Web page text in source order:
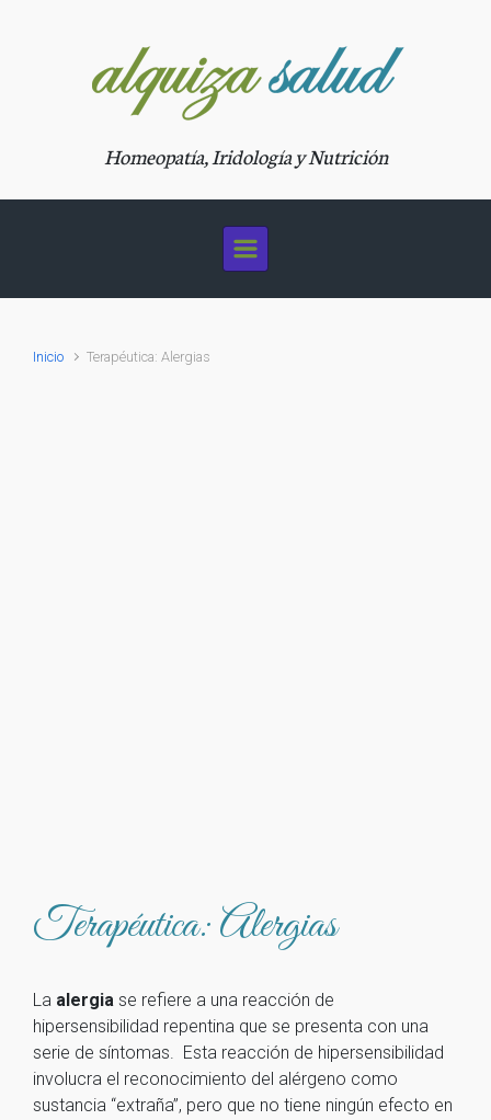
Homeopatía, Iridología y Nutrición
Inicio Terapéutica: Alergias
Terapéutica: Alergias
La alergia se refiere a una reacción de
hipersensibilidad repentina que se presenta con una
serie de síntomas. Esta reacción de hipersensibilidad
involucra el reconocimiento del alérgeno como
sustancia “extraña”, pero que no tiene ningún efecto en